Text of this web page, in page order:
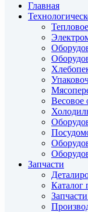
Главная
Весовое
Запчасти